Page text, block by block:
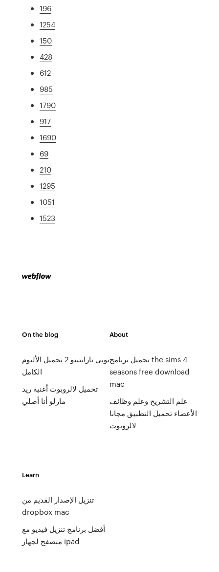
196
1254
150
428
612
985
1790
917
1690
69
210
1295
1051
1523
On the blog
بوبي تارانتينو 2 تحميل الألبوم
الكامل
تحميل لالروبوت أغنية ريد
مارلو أنا أصلي
About
تحميل برنامج the sims 4
seasons free download
mac
علم التشريح وعلم وظائف
الأعضاء تحميل التطبيق مجانا
لالروبوت
Learn
تنزيل الإصدار القديم من
dropbox mac
أفضل برنامج تنزيل فيديو مع
متصفح لجهاز ipad